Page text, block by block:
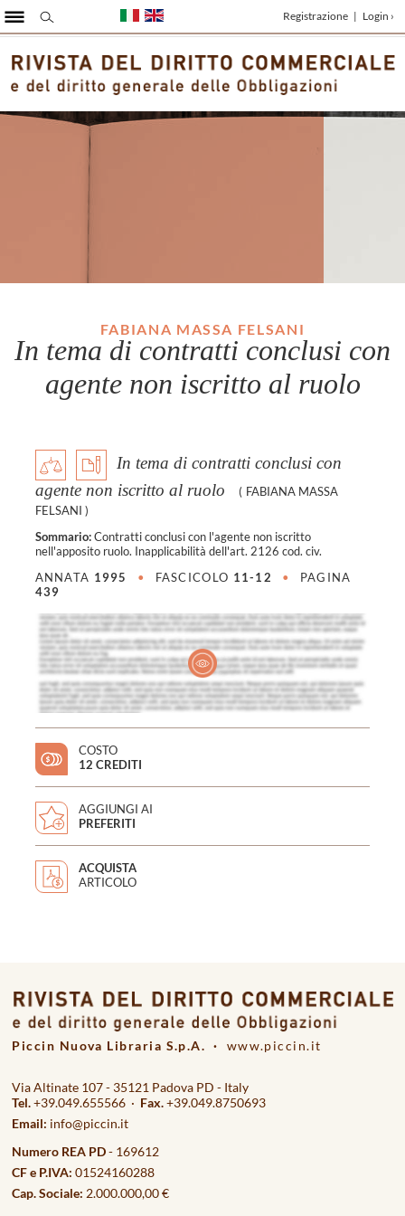
FABIANA MASSA FELSANI
In tema di contratti conclusi con
agente non iscritto al ruolo
In tema di contratti conclusi con
agente non iscritto al ruolo
( FABIANA MASSA
FELSANI )
Sommario:Contratti conclusi con l'agente non iscritto
nell'apposito ruolo. Inapplicabilità dell'art. 2126 cod. civ.
ANNATA 1995 • FASCICOLO 11-12 •
PAGINA
439
COSTO
12 CREDITI
AGGIUNGI AI
PREFERITI
ACQUISTA
ARTICOLO
Registrazione | Login ›
Piccin Nuova Libraria S.p.A. · www.piccin.it
Via Altinate 107 - 35121 Padova PD - Italy
Tel.+39.049.655566 · Fax.+39.049.8750693
Email: info@piccin.it
Numero REA PD- 169612
CF e P.IVA: 01524160288
Cap. Sociale: 2.000.000,00 €